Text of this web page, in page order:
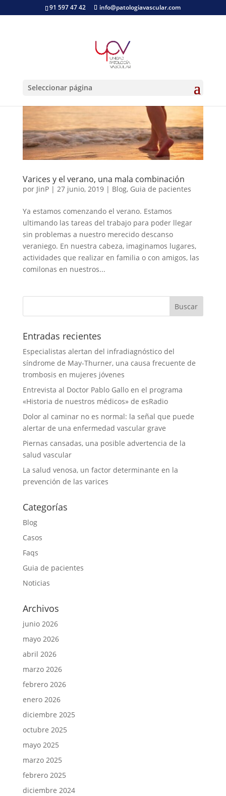
91 597 47 42 info@patologiavascular.com
Seleccionar página
Varices y el verano, una mala combinación
por JinP| 27 junio, 2019| Blog, Guia de pacientes
Ya estamos comenzando el verano. Estamos
ultimando las tareas del trabajo para poder llegar
sin problemas a nuestro merecido descanso
veraniego. En nuestra cabeza, imaginamos lugares,
actividades que realizar en familia o con amigos, las
comilonas en nuestros...
Entradas recientes
Especialistas alertan del infradiagnóstico del
síndrome de May-Thurner, una causa frecuente de
trombosis en mujeres jóvenes
Entrevista al Doctor Pablo Gallo en el programa
«Historia de nuestros médicos» de esRadio
Dolor al caminar no es normal: la señal que puede
alertar de una enfermedad vascular grave
Piernas cansadas, una posible advertencia de la
salud vascular
La salud venosa, un factor determinante en la
prevención de las varices
Categorías
Blog
Casos
Faqs
Guia de pacientes
Noticias
Archivos
junio 2026
mayo 2026
abril 2026
marzo 2026
febrero 2026
enero 2026
diciembre 2025
octubre 2025
mayo 2025
marzo 2025
febrero 2025
diciembre 2024